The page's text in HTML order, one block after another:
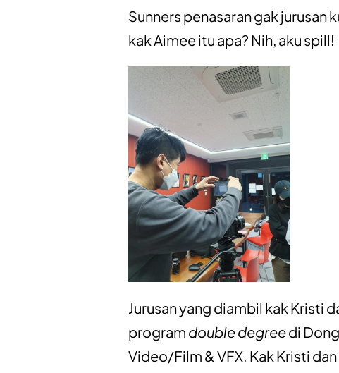
Sunners penasaran gak jurusan
kak Aimee itu apa? Nih, aku spill!
Jurusan yang diambil kak Kristi
program double degreedi
Video/Film & VFX. Kak Kristi